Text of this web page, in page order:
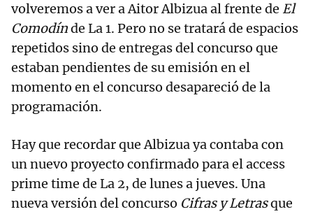
volveremos a ver a Aitor Albizua al frente de El
Comodínde La 1. Pero no se tratará de espacios
repetidos sino de entregas del concurso que
estaban pendientes de su emisión en el
momento en el concurso desapareció de la
programación.
Hay que recordar que Albizua ya contaba con
un nuevo proyecto confirmado para el access
prime time de La 2, de lunes a jueves. Una
nueva versión del concurso Cifras y Letrasque